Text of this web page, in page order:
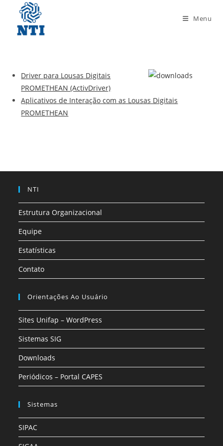
Menu
Driver para Lousas Digitais
PROMETHEAN (ActivDriver)
Aplicativos de Interação com as Lousas Digitais
PROMETHEAN
NTI
Estrutura Organizacional
Equipe
Estatísticas
Contato
Orientações Ao Usuário
Sites Unifap – WordPress
Sistemas SIG
Downloads
Periódicos – Portal CAPES
Sistemas
SIPAC